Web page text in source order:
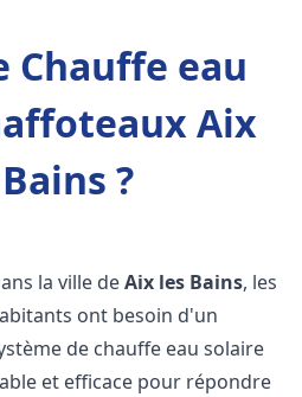
Chauffe eau
Aix
?
la ville deAix les Bains, les
ont besoin d'un
de chauffe eau solaire
et efficace pour répondre